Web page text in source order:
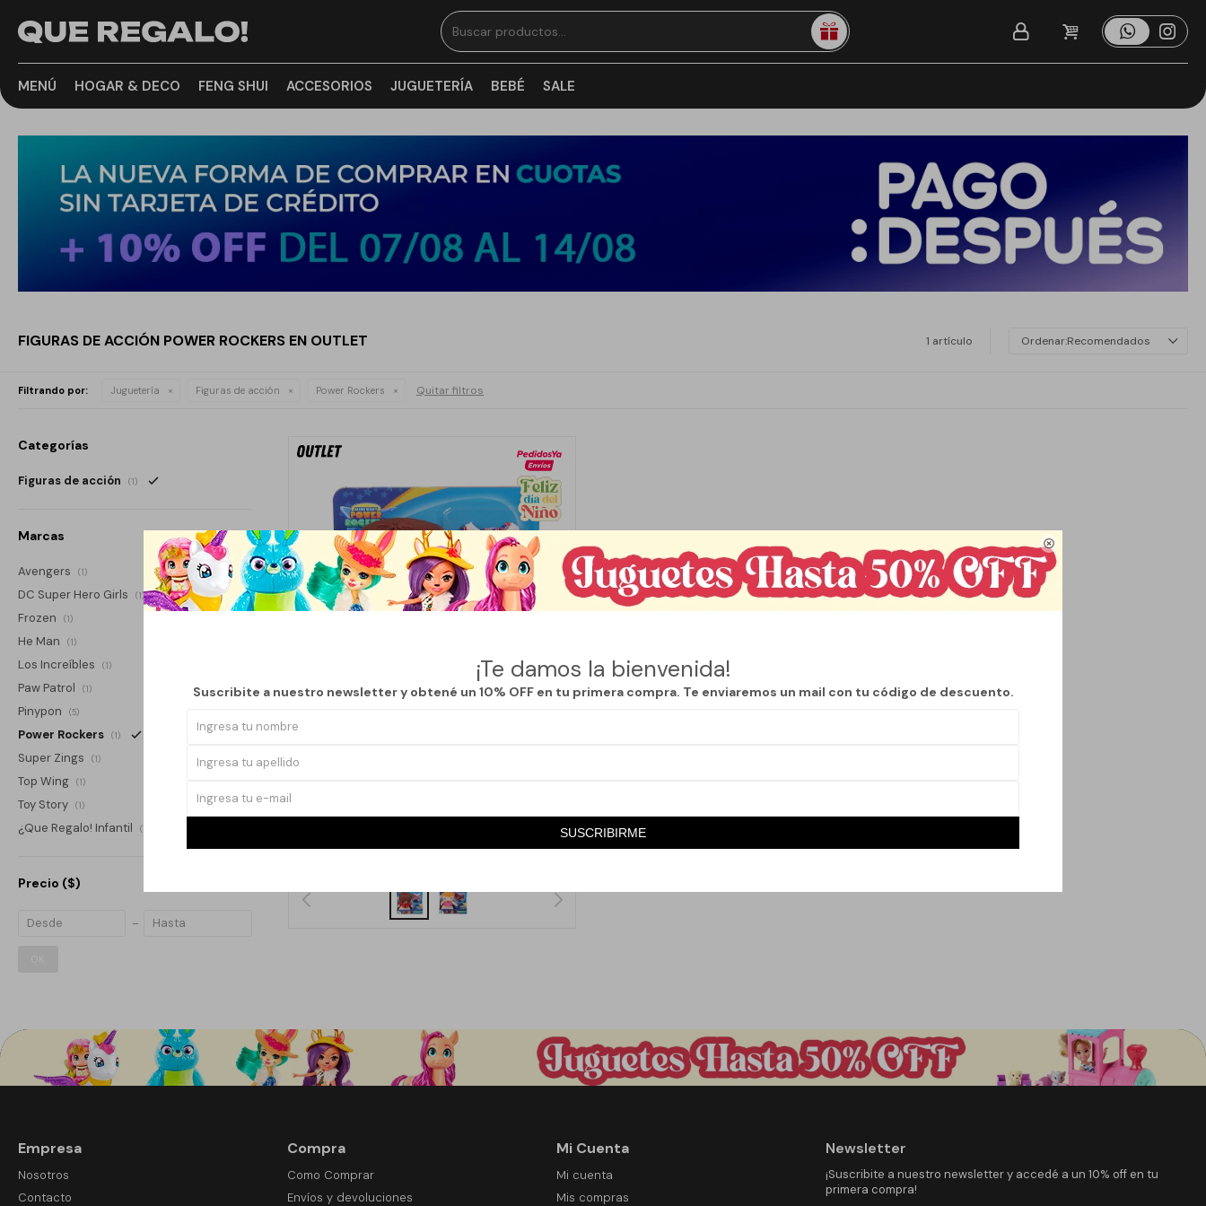

¡Te damos la bienvenida!
Suscribite a nuestro newsletter y obtené un 10% OFF en tu primera compra. Te enviaremos un mail con tu código de descuento.
SUSCRIBIRME
MENÚ HOGAR & DECO FENG SHUI ACCESORIOS JUGUETERÍA BEBÉ SALE
FIGURAS DE ACCIÓN POWER ROCKERS EN OUTLET 1 artículo Recomendados
Filtrando por: Juguetería Figuras de acción Power Rockers Quitar filtros
POWER ROCKERS FIGURA CON ACCESORIO - FUZ
Categorías
Figuras de acción (1)
Marcas
Avengers (1)
DC Super Hero Girls (1)
Frozen (1)
He Man (1)
Los Increíbles (1)
Paw Patrol (1)
Pinypon (5)
Power Rockers (1)
Super Zings (1)
Top Wing (1)
Toy Story (1)
¿Que Regalo! Infantil (1)
Precio ($)
Empresa
Nosotros
Contacto
Compra
Como Comprar
Envíos y devoluciones
Mi Cuenta
Mi cuenta
Mis compras
Newsletter
¡Suscribite a nuestro newsletter y accedé a un 10% off en tu
primera compra!